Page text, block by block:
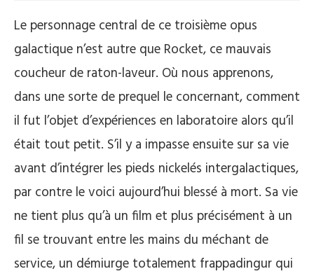
Le personnage central de ce troisième opus
galactique n’est autre que Rocket, ce mauvais
coucheur de raton-laveur. Où nous apprenons,
dans une sorte de prequel le concernant, comment
il fut l’objet d’expériences en laboratoire alors qu’il
était tout petit. S’il y a impasse ensuite sur sa vie
avant d’intégrer les pieds nickelés intergalactiques,
par contre le voici aujourd’hui blessé à mort. Sa vie
ne tient plus qu’à un film et plus précisément à un
fil se trouvant entre les mains du méchant de
service, un démiurge totalement frappadingur qui